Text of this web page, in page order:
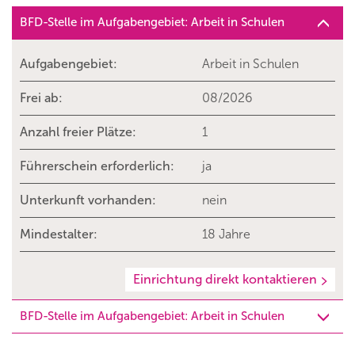
BFD-Stelle im Aufgabengebiet: Arbeit in Schulen
Aufgabengebiet: Arbeit in Schulen
Frei ab: 08/2026
Anzahl freier Plätze: 1
Führerschein erforderlich: ja
Unterkunft vorhanden: nein
Mindestalter: 18 Jahre
Einrichtung direkt kontaktieren
BFD-Stelle im Aufgabengebiet: Arbeit in Schulen